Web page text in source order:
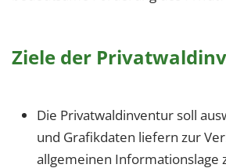
Ziele der
Die Privatwaldinventur soll
und Grafikdaten liefern zur
allgemeinen Informationslage
Um Inhalte von Videoplattformen
Plattformen anzeigen zu
diesen externen Medien